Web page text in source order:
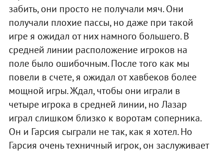
забить, они просто не получали мяч. Они
получали плохие пассы, но даже при такой
игре я ожидал от них намного большего. В
средней линии расположение игроков на
поле было ошибочным. После того как мы
повели в счете, я ожидал от хавбеков более
мощной игры. Ждал, чтобы они играли в
четыре игрока в средней линии, но Лазар
играл слишком близко к воротам соперника.
Он и Гарсия сыграли не так, как я хотел. Но
Гарсия очень техничный игрок, он заслуживает